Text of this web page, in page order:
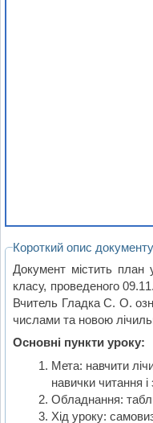
Короткий опис
Документ містить план
класу, проведеного
Вчитель Гладка С. О.
числами та новою
Основні пункти уроку:
Мета: навчити
навички читання
Обладнання:
Хід уроку: